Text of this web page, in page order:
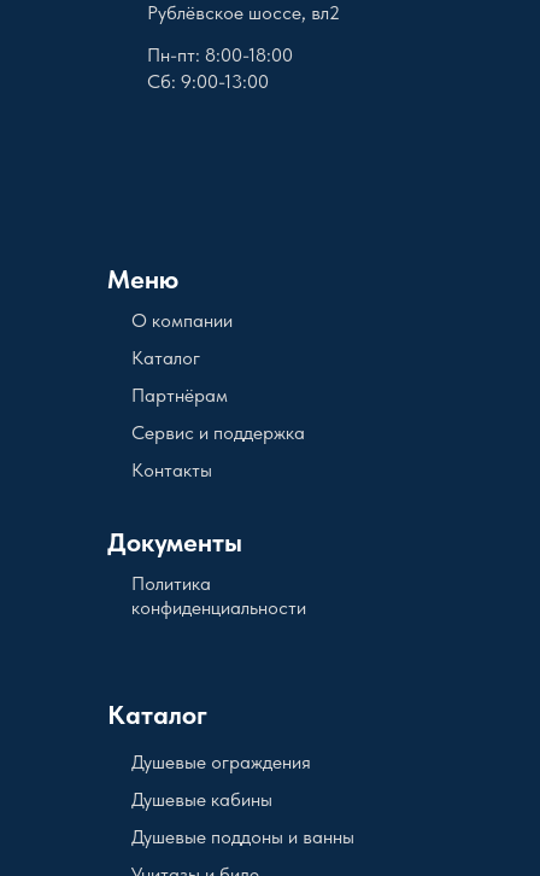
Меню
Рублёвское шоссе, вл2
О компании
Документы
Пн-пт: 8:00-18:00
Сб: 9:00-13:00
Каталог
Политика
конфиденциальности
Партнёрам
Сервис и поддержка
Контакты
Каталог
Душевые кабины
Душевые поддоны и ванны
Душевые ограждения